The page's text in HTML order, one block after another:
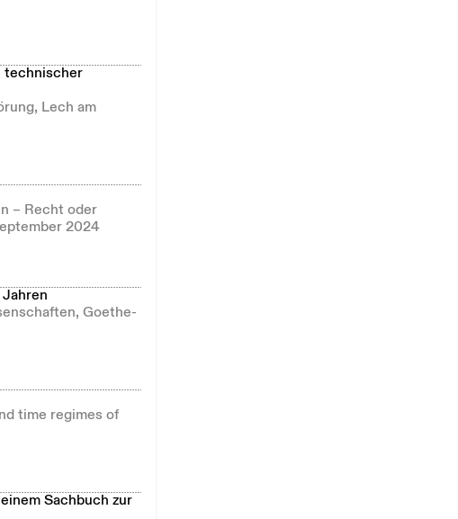
technischer
Lech am
– Recht oder
2024
Goethe-
time regimes of
Sachbuch zur